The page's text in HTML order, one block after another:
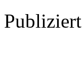
Publiziert